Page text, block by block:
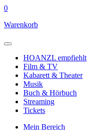
0
Warenkorb
HOANZL empfiehlt
Film & TV
Kabarett & Theater
Musik
Buch & Hörbuch
Streaming
Tickets
Mein Bereich